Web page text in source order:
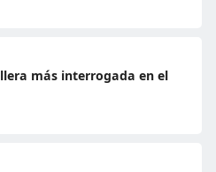
más interrogada en el